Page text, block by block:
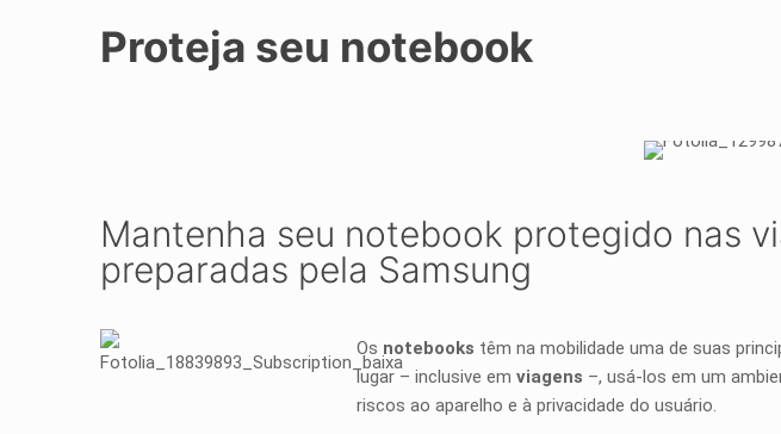
Proteja seu notebook
Mantenha seu notebook protegido nas
preparadas pela Samsung
Os notebooks têm na mobilidade uma de suas
lugar – inclusive em viagens –, usá-los em um
riscos ao aparelho e à privacidade do usuário.